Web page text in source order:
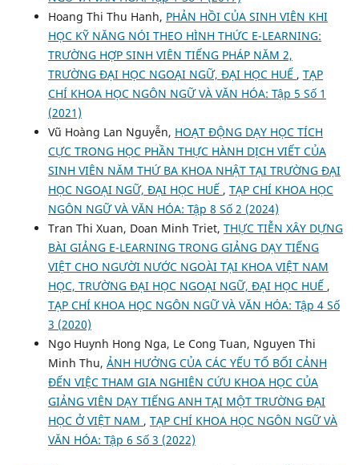
Hoang Thi Thu Hanh, PHẢN HỒI CỦA SINH VIÊN KHI
HỌC KỸ NĂNG NÓI THEO HÌNH THỨC E-LEARNING:
TRƯỜNG HỢP SINH VIÊN TIẾNG PHÁP NĂM 2,
TRƯỜNG ĐẠI HỌC NGOẠI NGỮ, ĐẠI HỌC HUẾ , TẠP
CHÍ KHOA HỌC NGÔN NGỮ VÀ VĂN HÓA: Tập 5 Số 1
(2021)
Vũ Hoàng Lan Nguyễn, HOẠT ĐỘNG DẠY HỌC TÍCH
CỰC TRONG HỌC PHẦN THỰC HÀNH DỊCH VIẾT CỦA
SINH VIÊN NĂM THỨ BA KHOA NHẬT TẠI TRƯỜNG ĐẠI
HỌC NGOẠI NGỮ, ĐẠI HỌC HUẾ , TẠP CHÍ KHOA HỌC
NGÔN NGỮ VÀ VĂN HÓA: Tập 8 Số 2 (2024)
Tran Thi Xuan, Doan Minh Triet, THỰC TIỄN XÂY DỰNG
BÀI GIẢNG E-LEARNING TRONG GIẢNG DẠY TIẾNG
VIỆT CHO NGƯỜI NƯỚC NGOÀI TẠI KHOA VIỆT NAM
HỌC, TRƯỜNG ĐẠI HỌC NGOẠI NGỮ, ĐẠI HỌC HUẾ ,
TẠP CHÍ KHOA HỌC NGÔN NGỮ VÀ VĂN HÓA: Tập 4 Số
3 (2020)
Ngo Huynh Hong Nga, Le Cong Tuan, Nguyen Thi
Minh Thu, ẢNH HƯỞNG CỦA CÁC YẾU TỐ BỐI CẢNH
ĐẾN VIỆC THAM GIA NGHIÊN CỨU KHOA HỌC CỦA
GIẢNG VIÊN DẠY TIẾNG ANH TẠI MỘT TRƯỜNG ĐẠI
HỌC Ở VIỆT NAM , TẠP CHÍ KHOA HỌC NGÔN NGỮ VÀ
VĂN HÓA: Tập 6 Số 3 (2022)